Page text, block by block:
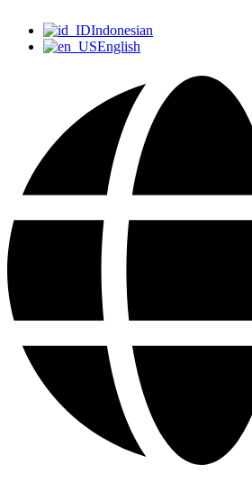
Indonesian
English